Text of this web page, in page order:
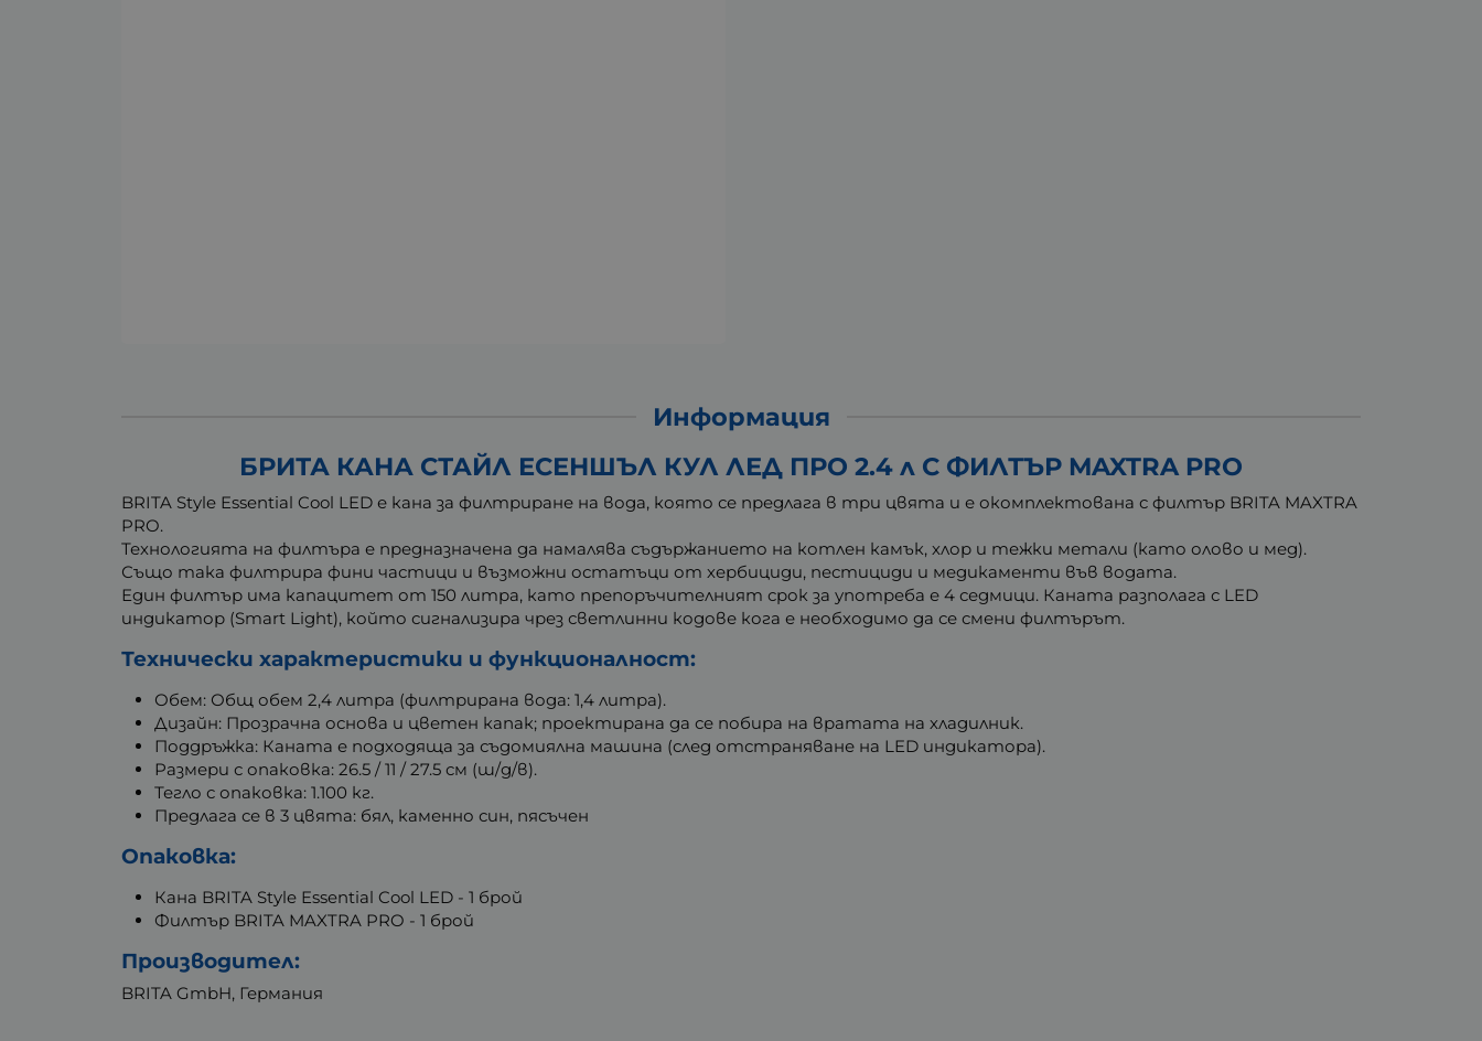
Информация
БРИТА КАНА СТАЙЛ ЕСЕНШЪЛ КУЛ ЛЕД ПРО 2.4 л С ФИЛТЪР MAXTRA PRO
BRITA Style Essential Cool LED е кана за филтриране на вода, която се предлага в три цвята и е окомплектована с филтър BRITA MAXTRA
PRO.
Технологията на филтъра е предназначена да намалява съдържанието на котлен камък, хлор и тежки метали (като олово и мед).
Също така филтрира фини частици и възможни остатъци от хербициди, пестициди и медикаменти във водата.
Един филтър има капацитет от 150 литра, като препоръчителният срок за употреба е 4 седмици. Каната разполага с LED
индикатор (Smart Light), който сигнализира чрез светлинни кодове кога е необходимо да се смени филтърът.
Технически характеристики и функционалност:
Обем: Общ обем 2,4 литра (филтрирана вода: 1,4 литра).
Дизайн: Прозрачна основа и цветен капак; проектирана да се побира на вратата на хладилник.
Поддръжка: Каната е подходяща за съдомиялна машина (след отстраняване на LED индикатора).
Размери с опаковка: 26.5 / 11 / 27.5 см (ш/д/в).
Тегло с опаковка: 1.100 кг.
Предлага се в 3 цвята: бял, каменно син, пясъчен
Опаковка:
Кана BRITA Style Essential Cool LED - 1 брой
Филтър BRITA MAXTRA PRO - 1 брой
Производител:
BRITA GmbH, Германия